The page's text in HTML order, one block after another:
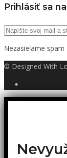
Prihlásiť sa
Nezasielame spam
© Designed With